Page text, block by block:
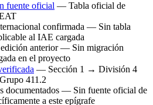
fuente oficial — Tabla oficial de
confirmada — Sin tabla
al IAE cargada
anterior— Sin migración
en el proyecto
— Sección 1 → División 4
411.2
documentados — Sin fuente oficial de
a este epígrafe